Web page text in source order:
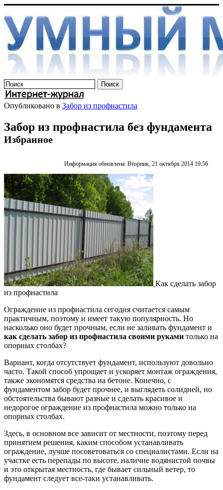
Опубликовано в Забор из профнастила
Забор из профнастила без фундамента
Избранное
Информация обновлена: Вторник, 21 октября 2014 19:56
Как сделать забор
из профнастила
Ограждение из профнастила сегодня считается самым
практичным, поэтому и имеет такую популярность. Но
насколько оно будет прочным, если не заливать фундамент и
как сделать забор из профнастила своими руками только на
опорных столбах?
Вариант, когда отсутствует фундамент, используют довольно
часто. Такой способ упрощает и ускоряет монтаж ограждения,
также экономятся средства на бетоне. Конечно, с
фундаментом забор будет прочнее, и выглядеть солидней, но
обстоятельства бывают разные и сделать красивое и
недорогое ограждение из профнастила можно только на
опорных столбах.
Здесь, в основном все зависит от местности, поэтому перед
принятием решения, каким способом устанавливать
ограждение, лучше посоветоваться со специалистами. Если на
участке есть перепады по высоте, наличие водянистой почвы
и это открытая местность, где бывает сильный ветер, то
фундамент следует все-таки устанавливать.